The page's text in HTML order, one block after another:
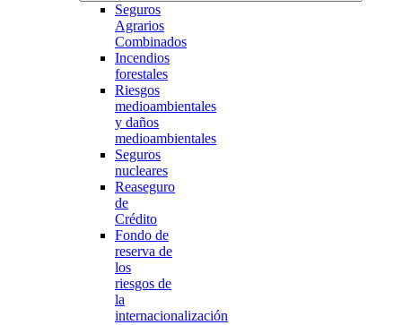
Seguros
Agrarios
Combinados
Incendios
forestales
Riesgos
medioambientales
y daños
medioambientales
Seguros
nucleares
Reaseguro
de
Crédito
Fondo de
reserva de
los
riesgos de
la
internacionalización